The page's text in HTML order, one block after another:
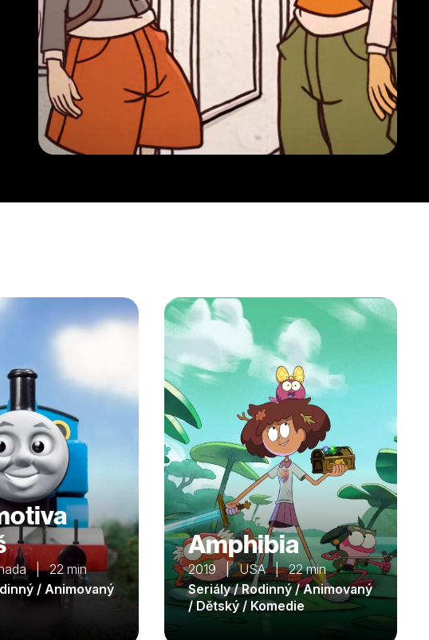
| 22 min
/ Animovaný
Amphibia
2019 | USA | 22 min
Seriály / Rodinný / Animovaný
/ Dětský / Komedie